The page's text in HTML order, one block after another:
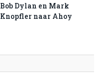
Bob Dylan en Mark
Knopfler naar Ahoy